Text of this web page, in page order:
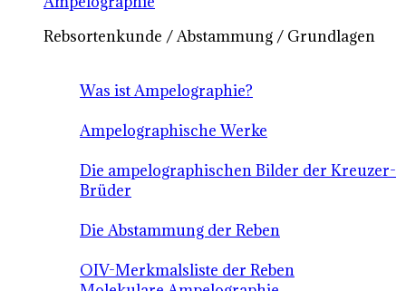
Rebsortenkunde / Abstammung / Grundlagen
Was ist Ampelographie?
Ampelographische Werke
Die ampelographischen Bilder der Kreuzer-
Brüder
Die Abstammung der Reben
OIV-Merkmalsliste der Reben